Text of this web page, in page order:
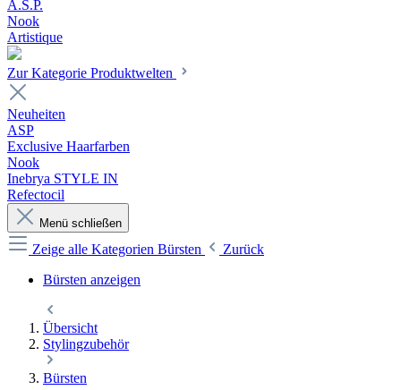
A.S.P.
Nook
Artistique
Zur Kategorie Produktwelten
Neuheiten
ASP
Exclusive Haarfarben
Nook
Inebrya STYLE IN
Refectocil
Menü schließen
Zeige alle Kategorien Bürsten
Zurück
Bürsten anzeigen
Übersicht
Stylingzubehör
Bürsten